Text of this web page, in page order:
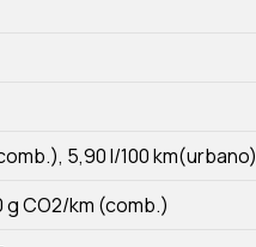
5,90 l/100 km(urbano)
g CO2/km (comb.)